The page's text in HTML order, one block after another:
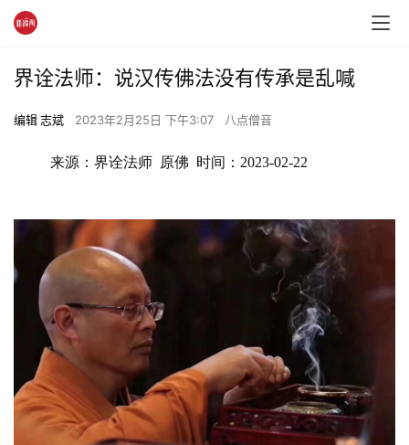
界诠法师：说汉传佛法没有传承是乱喊
编辑 志斌 2023年2月25日 下午3:07 八点僧音
来源：界诠法师  原佛  时间：2023-02-22